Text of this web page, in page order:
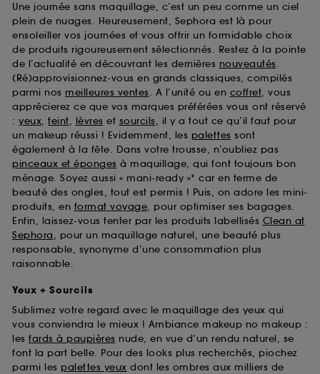
Une journée sans maquillage, c’est un peu comme un ciel
plein de nuages. Heureusement, Sephora est là pour
ensoleiller vos journées et vous offrir un formidable choix
de produits rigoureusement sélectionnés. Restez à la pointe
de l’actualité en découvrant les dernières nouveautés.
(Ré)approvisionnez-vous en grands classiques, compilés
parmi nos meilleures ventes. A l’unité ou en coffret, vous
apprécierez ce que vos marques préférées vous ont réservé
: yeux, teint, lèvres et sourcils, il y a tout ce qu’il faut pour
un makeup réussi ! Evidemment, les palettes sont
également à la fête. Dans votre trousse, n’oubliez pas
pinceaux et éponges à maquillage, qui font toujours bon
ménage. Soyez aussi « mani-ready »* car en terme de
beauté des ongles, tout est permis ! Puis, on adore les mini-
produits, en format voyage, pour optimiser ses bagages.
Enfin, laissez-vous tenter par les produits labellisés Clean at
Sephora, pour un maquillage naturel, une beauté plus
responsable, synonyme d’une consommation plus
raisonnable.
Yeux + Sourcils
Sublimez votre regard avec le maquillage des yeux qui
vous conviendra le mieux ! Ambiance makeup no makeup :
les fards à paupières nude, en vue d’un rendu naturel, se
font la part belle. Pour des looks plus recherchés, piochez
parmi les palettes yeux dont les ombres aux milliers de